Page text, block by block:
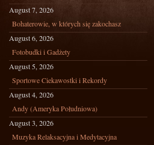
August 7, 2026
Bohaterowie, w których się zakochasz
August 6, 2026
Fotobudki i Gadżety
August 5, 2026
Sportowe Ciekawostki i Rekordy
August 4, 2026
Andy (Ameryka Południowa)
August 3, 2026
Muzyka Relaksacyjna i Medytacyjna